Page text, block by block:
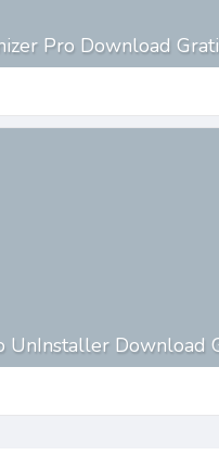
Pro Download
UnInstaller Download